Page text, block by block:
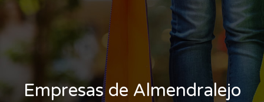
Empresas de Almendralejo